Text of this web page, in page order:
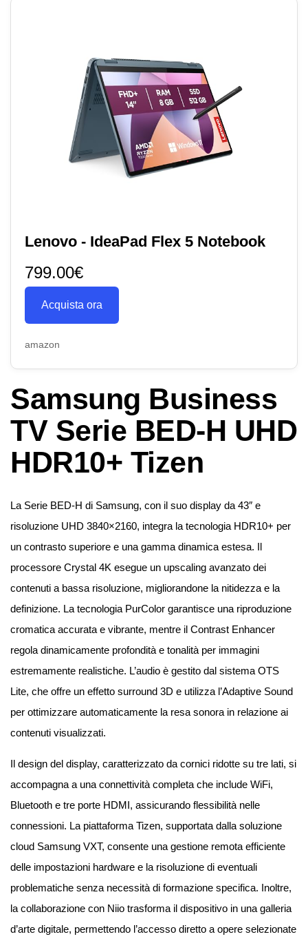
Lenovo - IdeaPad Flex 5 Notebook
799.00€
Acquista ora
amazon
Samsung Business
TV Serie BED-H UHD
HDR10+ Tizen
La Serie BED-H di Samsung, con il suo display da 43″ e
risoluzione UHD 3840×2160, integra la tecnologia HDR10+ per
un contrasto superiore e una gamma dinamica estesa. Il
processore Crystal 4K esegue un upscaling avanzato dei
contenuti a bassa risoluzione, migliorandone la nitidezza e la
definizione. La tecnologia PurColor garantisce una riproduzione
cromatica accurata e vibrante, mentre il Contrast Enhancer
regola dinamicamente profondità e tonalità per immagini
estremamente realistiche. L’audio è gestito dal sistema OTS
Lite, che offre un effetto surround 3D e utilizza l’Adaptive Sound
per ottimizzare automaticamente la resa sonora in relazione ai
contenuti visualizzati.
Il design del display, caratterizzato da cornici ridotte su tre lati, si
accompagna a una connettività completa che include WiFi,
Bluetooth e tre porte HDMI, assicurando flessibilità nelle
connessioni. La piattaforma Tizen, supportata dalla soluzione
cloud Samsung VXT, consente una gestione remota efficiente
delle impostazioni hardware e la risoluzione di eventuali
problematiche senza necessità di formazione specifica. Inoltre,
la collaborazione con Niio trasforma il dispositivo in una galleria
d’arte digitale, permettendo l’accesso diretto a opere selezionate